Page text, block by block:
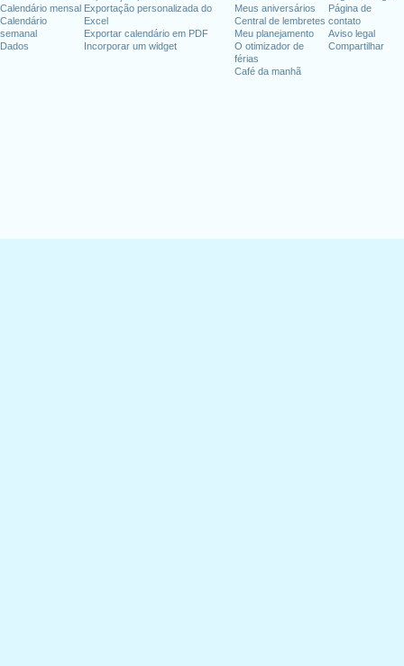
Calendário mensal
Calendário
semanal
Dados
Exportação personalizada do
Excel
Exportar calendário em PDF
Incorporar um widget
Meus aniversários
Central de lembretes
Meu planejamento
O otimizador de
férias
Café da manhã
Página de
contato
Aviso legal
Compartilhar
de semana
4, 2020